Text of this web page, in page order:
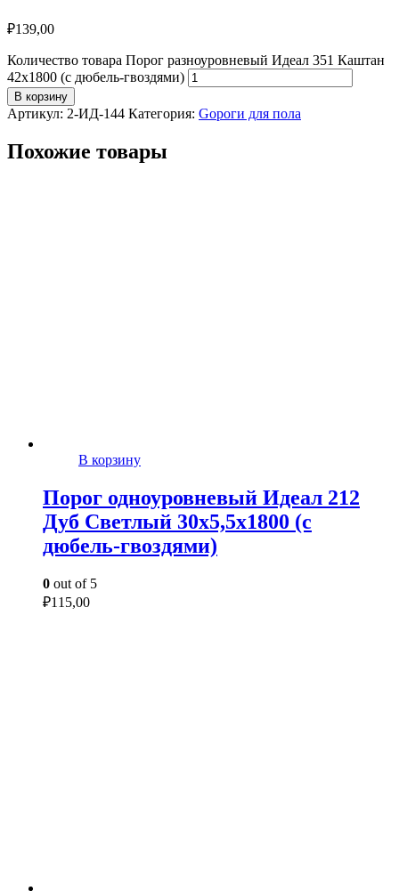
₽139,00
Количество товара Порог разноуровневый Идеал 351 Каштан
42х1800 (с дюбель-гвоздями)
В корзину
Артикул: 2-ИД-144 Категория: Gороги для пола
Похожие товары
В корзину
Порог одноуровневый Идеал 212
Дуб Светлый 30х5,5х1800 (с
дюбель-гвоздями)
0 out of 5
₽115,00